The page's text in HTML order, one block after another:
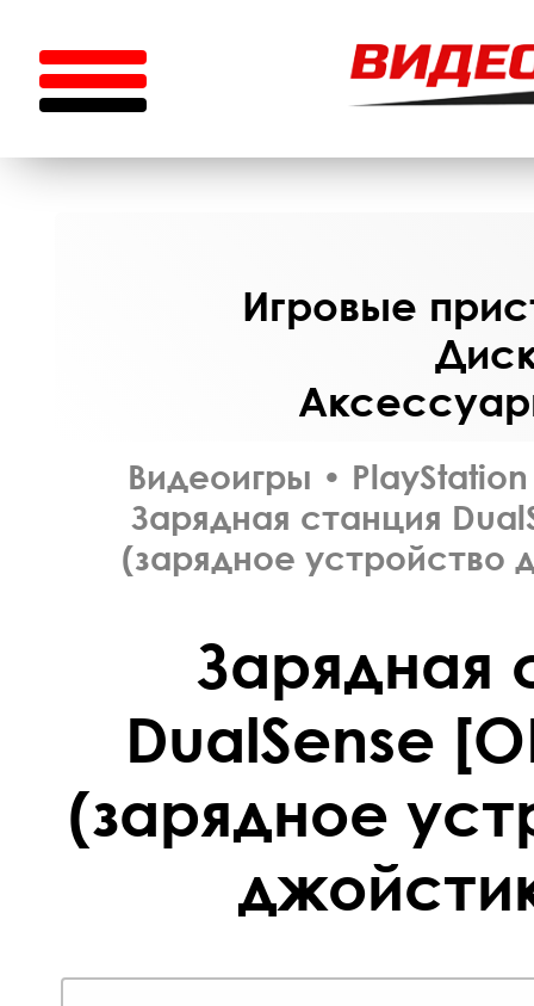
Игровые
Видеоигры •
Зарядная станция
(зарядное устройство
Зарядная
DualSense
(зарядное